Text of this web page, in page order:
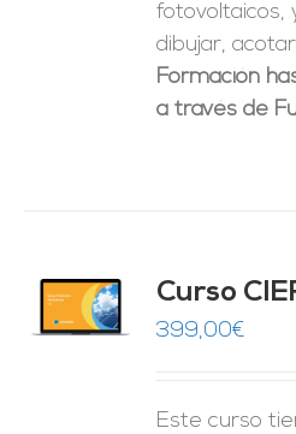
fotovoltaicos,
dibujar,
Formación
a través de
Curso
399,00€
Este curso